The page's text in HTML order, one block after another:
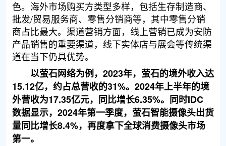
色。海外市场购买方类型多样，包括生存制造商、
批发/贸易服务商、零售分销商等，其中零售分销
商占比最大。渠道营销方面，线上营销已成为安防
产品销售的重要渠道，线下实体店与展会等传统渠
道在当下仍具优势。
以萤石网络为例，2023年，萤石的境外收入达
15.12亿，约占总营收的31%。2024年上半年的境
外营收为17.35亿元，同比增长6.35%。同时IDC
数据显示，2024年第一季度，萤石智能摄像头出货
量同比增长8.4%，再度拿下全球消费摄像头市场
第一。